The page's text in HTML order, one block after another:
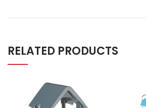
RELATED PRODUCTS